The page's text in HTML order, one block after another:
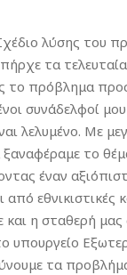
λύσης του
τα
το πρόβλημα
συνάδελφοί
λελυμένο. Με
το
έναν
εθνικιστικές
και η σταθερή
υπουργείο
τα